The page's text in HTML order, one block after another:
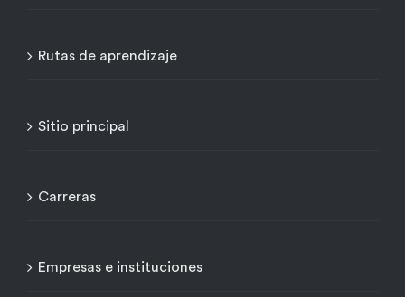
Rutas de aprendizaje
Sitio principal
Carreras
Empresas e instituciones